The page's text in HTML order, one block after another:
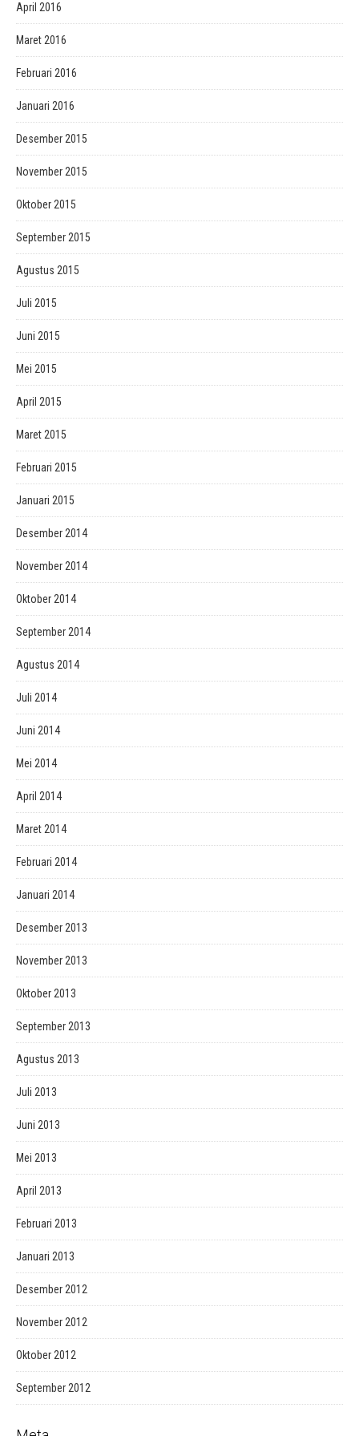
April 2016
Maret 2016
Februari 2016
Januari 2016
Desember 2015
November 2015
Oktober 2015
September 2015
Agustus 2015
Juli 2015
Juni 2015
Mei 2015
April 2015
Maret 2015
Februari 2015
Januari 2015
Desember 2014
November 2014
Oktober 2014
September 2014
Agustus 2014
Juli 2014
Juni 2014
Mei 2014
April 2014
Maret 2014
Februari 2014
Januari 2014
Desember 2013
November 2013
Oktober 2013
September 2013
Agustus 2013
Juli 2013
Juni 2013
Mei 2013
April 2013
Februari 2013
Januari 2013
Desember 2012
November 2012
Oktober 2012
September 2012